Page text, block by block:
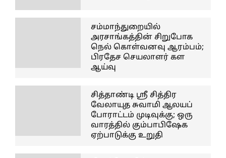
சம்மாந்துறையில்
அரசாங்கத்தின் சிறுபோக
நெல் கொள்வனவு ஆரம்பம்;
பிரதேச செயலாளர் கள
ஆய்வு
சித்தாண்டி ஸ்ரீ சித்திர
வேலாயுத சுவாமி ஆலயப்
போராட்டம் முடிவுக்கு; ஒரு
வாரத்தில் கும்பாபிஷேக
ஏற்பாடுக்கு உறுதி